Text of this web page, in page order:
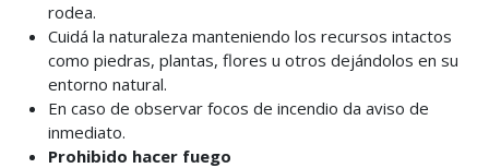
rodea.
Cuidá la naturaleza manteniendo los recursos intactos
como piedras, plantas, flores u otros dejándolos en su
entorno natural.
En caso de observar focos de incendio da aviso de
inmediato.
Prohibido hacer fuego